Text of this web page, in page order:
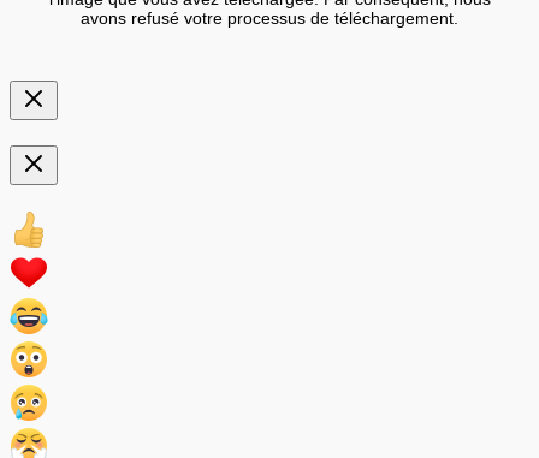
avons refusé votre processus de téléchargement.